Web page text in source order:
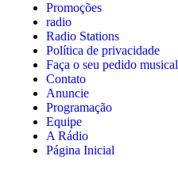
Promoções
radio
Radio Stations
Política de privacidade
Faça o seu pedido musical
Contato
Anuncie
Programação
Equipe
A Rádio
Página Inicial